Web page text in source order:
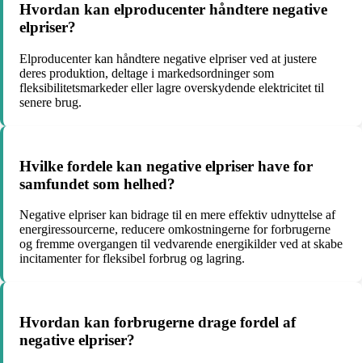
Hvordan kan elproducenter håndtere negative
elpriser?
Elproducenter kan håndtere negative elpriser ved at justere
deres produktion, deltage i markedsordninger som
fleksibilitetsmarkeder eller lagre overskydende elektricitet til
senere brug.
Hvilke fordele kan negative elpriser have for
samfundet som helhed?
Negative elpriser kan bidrage til en mere effektiv udnyttelse af
energiressourcerne, reducere omkostningerne for forbrugerne
og fremme overgangen til vedvarende energikilder ved at skabe
incitamenter for fleksibel forbrug og lagring.
Hvordan kan forbrugerne drage fordel af
negative elpriser?